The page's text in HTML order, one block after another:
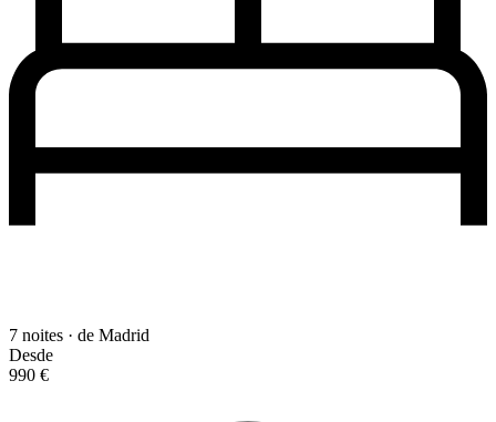
7 noites · de Madrid
Desde
990 €